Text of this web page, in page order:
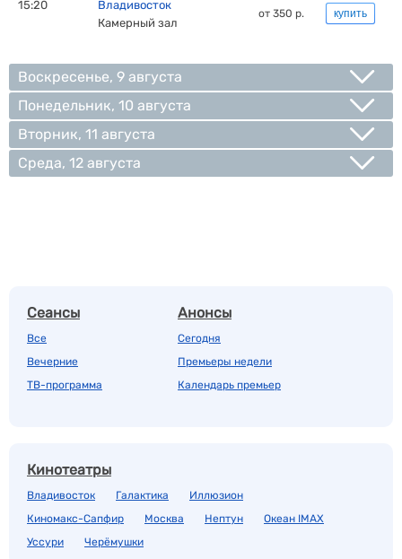
15:20
Владивосток
Камерный зал
от 350 р. купить
Воскресенье, 9 августа
Понедельник, 10 августа
Вторник, 11 августа
Среда, 12 августа
Сеансы
Все
Вечерние
ТВ-программа
Анонсы
Сегодня
Премьеры недели
Календарь премьер
Кинотеатры
Владивосток Галактика
Иллюзион
Киномакс-Сапфир
Москва Нептун
Океан IMAX
Уссури
Черёмушки